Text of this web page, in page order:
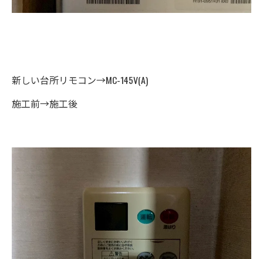
新しい台所リモコン→MC-145V(A)
施工前→施工後